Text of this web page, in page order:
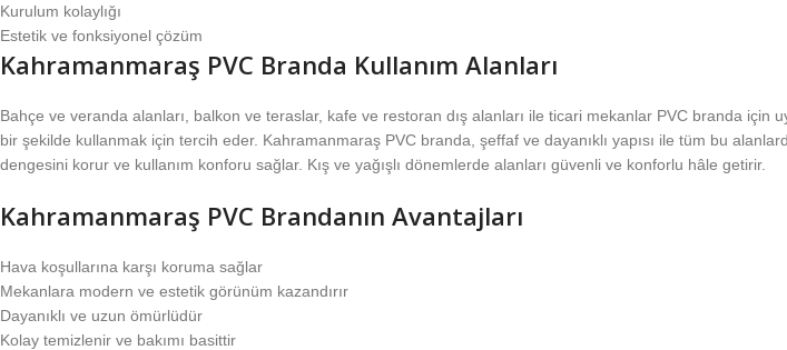
Kurulum kolaylığı
Estetik ve fonksiyonel çözüm
Kahramanmaraş PVC Branda Kullanım Alanları
Bahçe ve veranda alanları, balkon ve teraslar, kafe ve restoran dış alanları ile ticari mekanlar PVC branda için
bir şekilde kullanmak için tercih eder. Kahramanmaraş PVC branda, şeffaf ve dayanıklı yapısı ile tüm bu
dengesini korur ve kullanım konforu sağlar. Kış ve yağışlı dönemlerde alanları güvenli ve konforlu hâle getirir.
Kahramanmaraş PVC Brandanın Avantajları
Hava koşullarına karşı koruma sağlar
Mekanlara modern ve estetik görünüm kazandırır
Dayanıklı ve uzun ömürlüdür
Kolay temizlenir ve bakımı basittir